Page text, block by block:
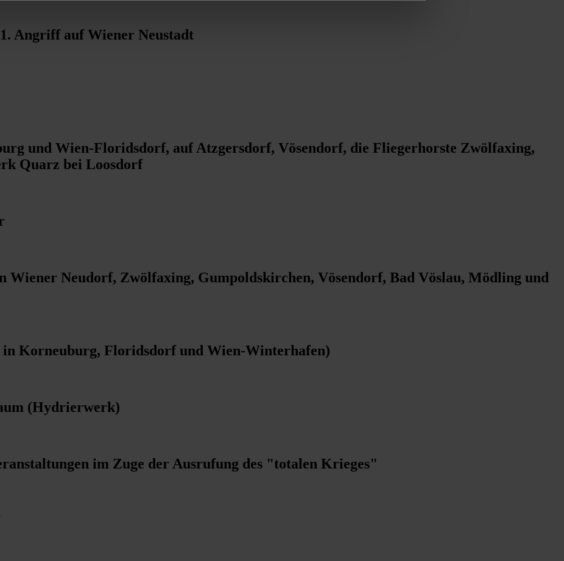
Angriff auf Wiener Neustadt
und Wien-Floridsdorf, auf Atzgersdorf, Vösendorf, die Fliegerhorste Zwölfaxing,
Quarz bei Loosdorf
Neudorf, Zwölfaxing, Gumpoldskirchen, Vösendorf, Bad Vöslau, Mödling und
Korneuburg, Floridsdorf und Wien-Winterhafen)
(Hydrierwerk)
im Zuge der Ausrufung des "totalen Krieges"